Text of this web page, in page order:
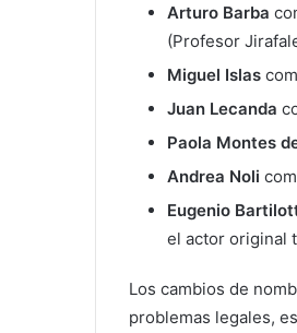
Arturo Barba
(Profesor
Miguel Islas
Juan Lecanda
Paola Montes
Andrea Noli
Eugenio
el actor original
Los cambios de
problemas legales,